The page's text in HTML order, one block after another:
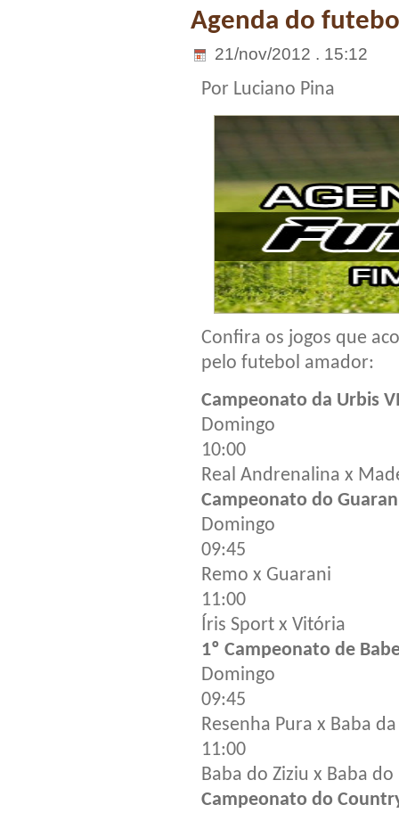
Agenda do
21/nov/2012 . 15:12
Por Luciano Pina
Confira os jogos que
pelo futebol amador:
Campeonato da Urbis
Domingo
10:00
Real Andrenalina x
Campeonato do
Domingo
09:45
Remo x Guarani
11:00
Íris Sport x Vitória
1º Campeonato de
Domingo
09:45
Resenha Pura x Baba
11:00
Baba do Ziziu x Baba
Campeonato do